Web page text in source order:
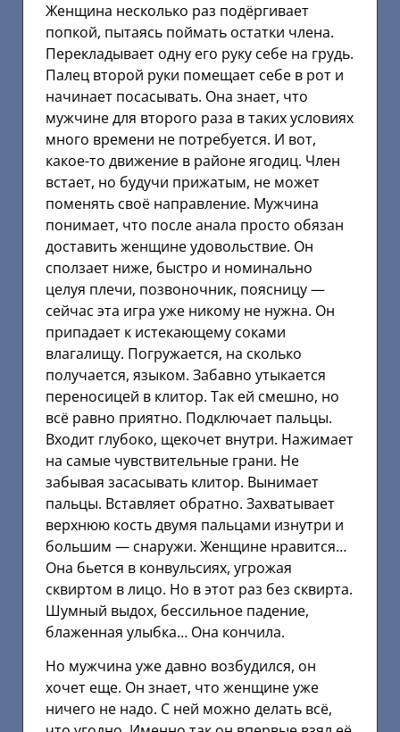
Женщина несколько раз подёргивает
попкой, пытаясь поймать остатки члена.
Перекладывает одну его руку себе на грудь.
Палец второй руки помещает себе в рот и
начинает посасывать. Она знает, что
мужчине для второго раза в таких условиях
много времени не потребуется. И вот,
какое-то движение в районе ягодиц. Член
встает, но будучи прижатым, не может
поменять своё направление. Мужчина
понимает, что после анала просто обязан
доставить женщине удовольствие. Он
сползает ниже, быстро и номинально
целуя плечи, позвоночник, поясницу —
сейчас эта игра уже никому не нужна. Он
припадает к истекающему соками
влагалищу. Погружается, на сколько
получается, языком. Забавно утыкается
переносицей в клитор. Так ей смешно, но
всё равно приятно. Подключает пальцы.
Входит глубоко, щекочет внутри. Нажимает
на самые чувствительные грани. Не
забывая засасывать клитор. Вынимает
пальцы. Вставляет обратно. Захватывает
верхнюю кость двумя пальцами изнутри и
большим — снаружи. Женщине нравится…
Она бьется в конвульсиях, угрожая
сквиртом в лицо. Но в этот раз без сквирта.
Шумный выдох, бессильное падение,
блаженная улыбка… Она кончила.
Но мужчина уже давно возбудился, он
хочет еще. Он знает, что женщине уже
ничего не надо. С ней можно делать всё,